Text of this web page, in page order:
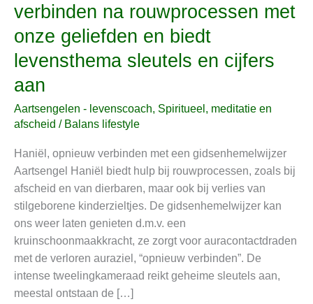
verbinden na rouwprocessen met
onze geliefden en biedt
levensthema sleutels en cijfers
aan
Aartsengelen - levenscoach, Spiritueel, meditatie en
afscheid / Balans lifestyle
Haniël, opnieuw verbinden met een gidsenhemelwijzer
Aartsengel Haniël biedt hulp bij rouwprocessen, zoals bij
afscheid en van dierbaren, maar ook bij verlies van
stilgeborene kinderzieltjes. De gidsenhemelwijzer kan
ons weer laten genieten d.m.v. een
kruinschoonmaakkracht, ze zorgt voor auracontactdraden
met de verloren auraziel, “opnieuw verbinden”. De
intense tweelingkameraad reikt geheime sleutels aan,
meestal ontstaan de […]
laat
ons
opnieuw
verbinden
na
rouwprocessen
met
geliefden
en
biedt
levensthema
sleutels
en
cijfers
aan